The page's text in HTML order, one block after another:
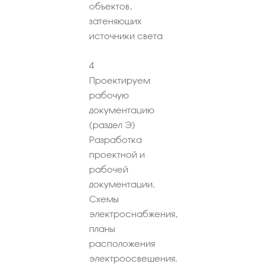
объектов,
затеняющих
источники света
4
Проектируем
рабочую
документацию
(раздел Э)
Разработка
проектной и
рабочей
документации.
Схемы
электроснабжения,
планы
расположения
электроосвещения.